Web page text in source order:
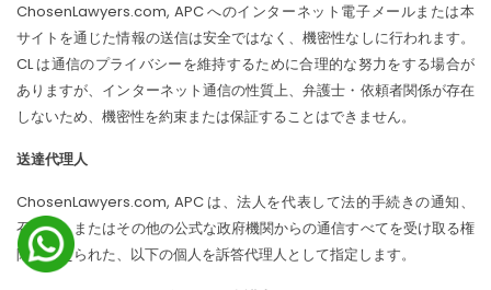
ChosenLawyers.com, APC へのインターネット電子メールまたは本
サイトを通じた情報の送信は安全ではなく、機密性なしに行われます。
CL は通信のプライバシーを維持するために合理的な努力をする場合が
ありますが、インターネット通信の性質上、弁護士・依頼者関係が存在
しないため、機密性を約束または保証することはできません。
送達代理人
ChosenLawyers.com, APC は、法人を代表して法的手続きの通知、
召喚状、またはその他の公式な政府機関からの通信すべてを受け取る権
限を与えられた、以下の個人を訴答代理人として指定します。